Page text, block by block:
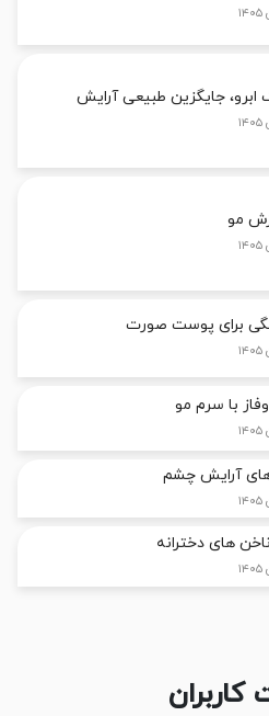
ابرو، جایگزین طبیعی آرایش
مو
با سرم مو
آرایش چشم
کاربران